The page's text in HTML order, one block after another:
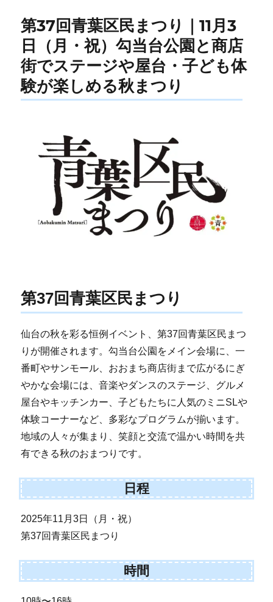
第37回青葉区民まつり｜11月3
日（月・祝）勾当台公園と商店
街でステージや屋台・子ども体
験が楽しめる秋まつり
第37回青葉区民まつり
仙台の秋を彩る恒例イベント、第37回青葉区民まつ
りが開催されます。勾当台公園をメイン会場に、一
番町やサンモール、おおまち商店街まで広がるにぎ
やかな会場には、音楽やダンスのステージ、グルメ
屋台やキッチンカー、子どもたちに人気のミニSLや
体験コーナーなど、多彩なプログラムが揃います。
地域の人々が集まり、笑顔と交流で温かい時間を共
有できる秋のおまつりです。
日程
2025年11月3日（月・祝）
第37回青葉区民まつり
時間